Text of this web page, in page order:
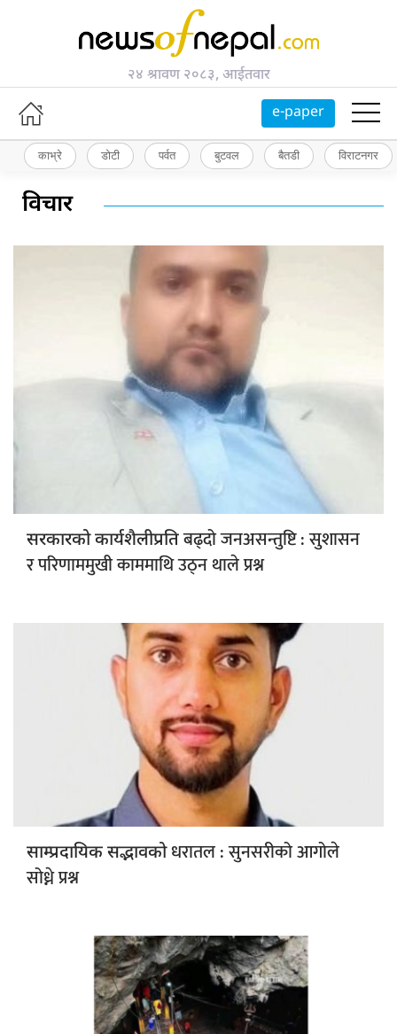
२४ श्रावण २०८३, आईतवार
e-paper
काभ्रे डोटी पर्वत बुटवल बैतडी विराटनगर
विचार
सरकारको कार्यशैलीप्रतिबढ्दो जनअसन्तुष्टि : सुशासन
र परिणाममुखी काममाथि उठ्न थाले प्रश्न
साम्प्रदायिक सद्भावकोधरातल : सुनसरीको आगोले
सोध्ने प्रश्न